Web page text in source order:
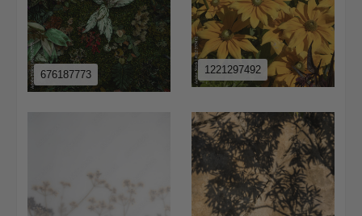
676187773 1221297492